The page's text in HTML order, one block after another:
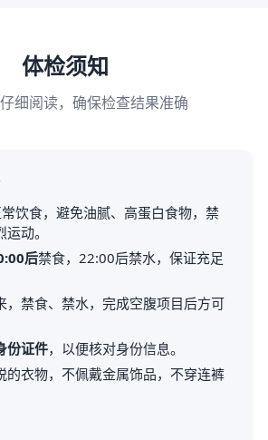
体检须知
细阅读，确保检查结果准确
饮食，避免油腻、高蛋白食物，禁
动。
后禁食，22:00后禁水，保证充足
，禁食、禁水，完成空腹项目后方可
份证件，以便核对身份信息。
的衣物，不佩戴金属饰品，不穿连裤